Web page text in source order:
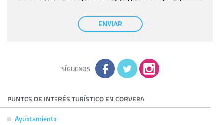
consentimiento previo, que podrá facilitarnos mediante la
con carácter general, sólo el personal de
nuestra entidad que esté debidamente autorizado podrá
tener conocimiento de la información que le pedimos. No se
comunicarán datos a terceros.
adicional y detallada sobre cómo tratamos sus datos en la
política de privacidad
ENVIAR
SÍGUENOS
PUNTOS DE INTERÉS TURÍSTICO EN CORVERA
Ayuntamiento